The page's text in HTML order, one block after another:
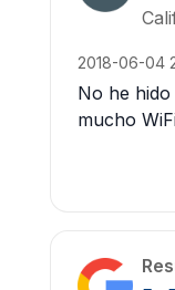
2018-06-04
No he
mucho